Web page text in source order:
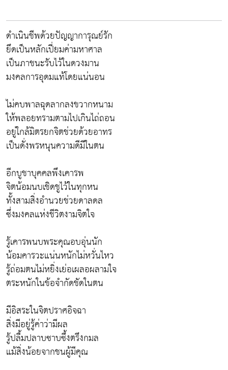
ดำเนินชีพด้วยปัญญาการุณย์รัก
ยึดเป็นหลักเปี่ยมค่ามหาศาล
เป็นภาชนะรับไว้ในดวงมาน
มงคลการอุดมแท้โดยแน่นอน
ไม่คบพาลฉุดลากลงขวากหนาม
ให้พลอยทรามตามไปเกินไถ่ถอน
อยู่ใกล้มิตรยกจิตช่วยด้วยอาทร
เป็นดั่งพรหนุนความดีมีในตน
อีกบูชาบุคคลพึงเคารพ
จิตน้อมนบเชิดชูไว้ในทุกหน
ทั้งสามสิ่งอำนวยช่วยดาลดล
ซึ่งมงคลแห่งชีวิตงามจิตใจ
รู้เคารพนบพระคุณอบอุ่นนัก
น้อมคารวะแน่นหนักไม่หวั่นไหว
รู้ถ่อมตนไม่หยิ่งเย่อเผลอผลามใจ
ตระหนักในข้อจำกัดชัดในตน
มีอิสระในจิตปราศอิจฉา
สิ่งมีอยู่รู้ค่าว่ามีผล
รู้ปลื้มปลาบซาบซึ้งตรึงกมล
แม้สิ่งน้อยจากชนผู้มีคุณ